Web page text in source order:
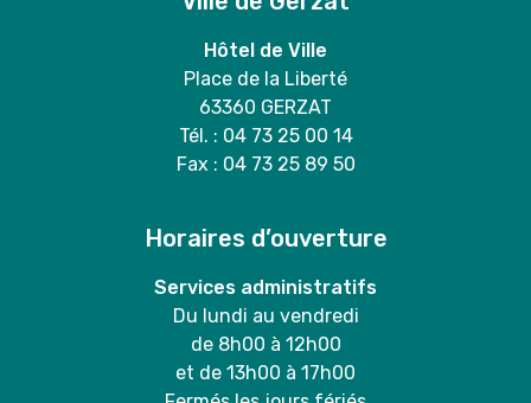
Hôtel de Ville
Place de la Liberté
63360 GERZAT
Tél. : 04 73 25 00 14
Fax : 04 73 25 89 50
Horaires d’ouverture
Services administratifs
Du lundi au vendredi
de 8h00 à 12h00
et de 13h00 à 17h00